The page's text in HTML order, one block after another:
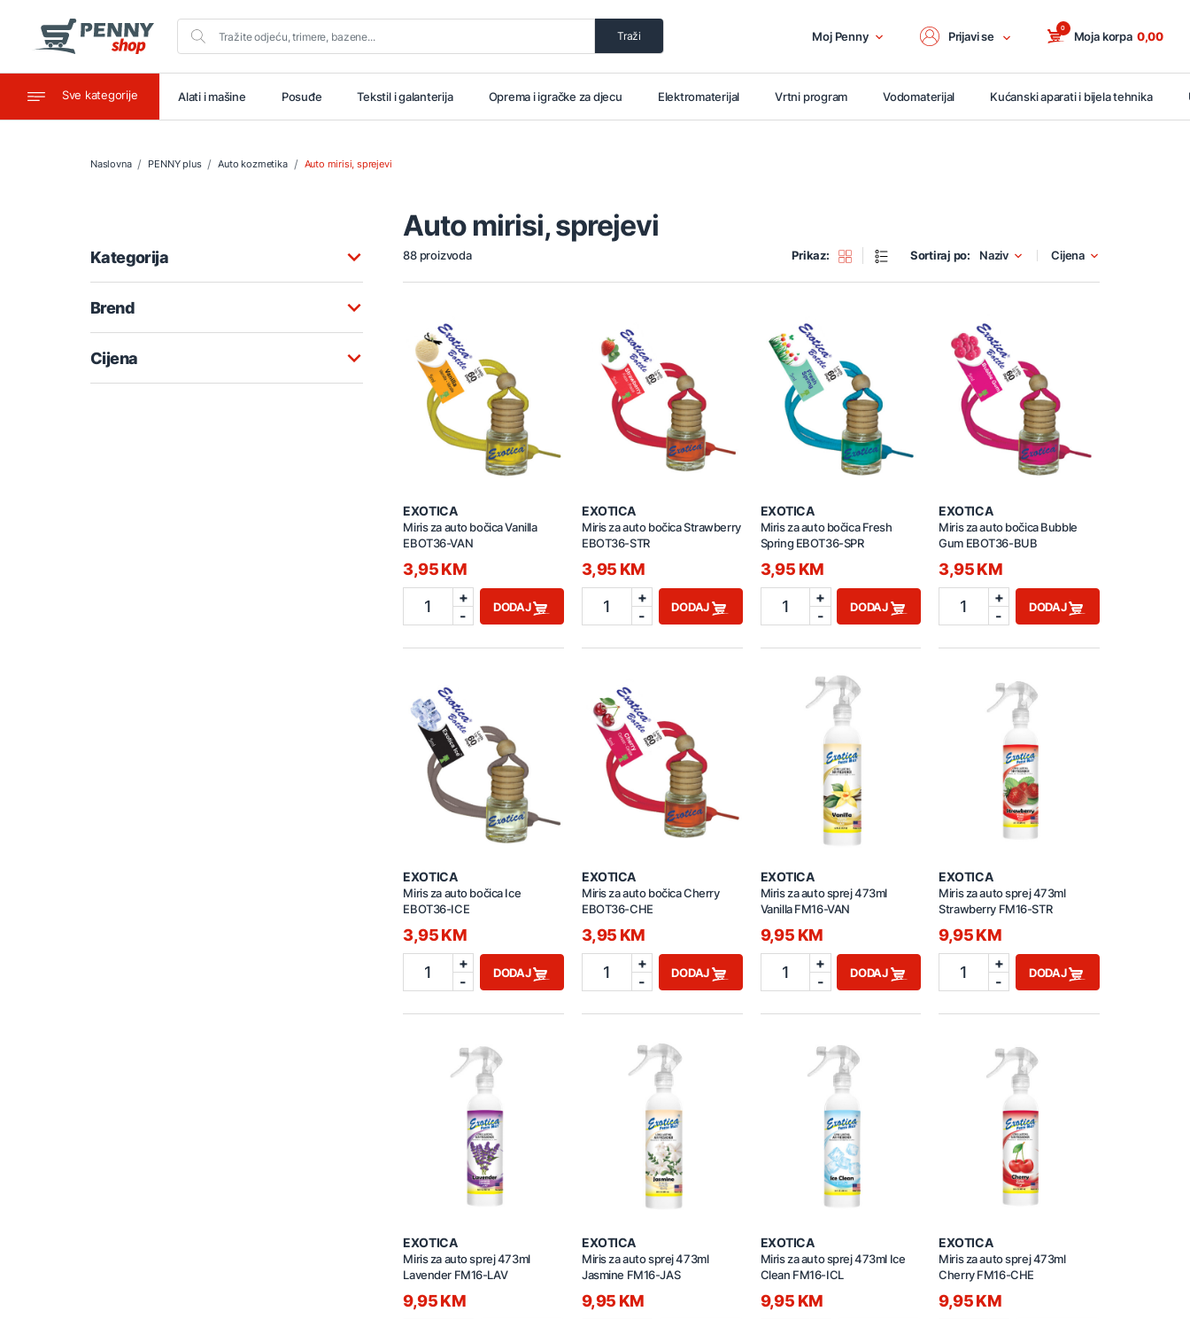
Traži Moj Penny Prijavi se Moja korpa
0
0,00
Sve kategorije
Ugostiteljstvo Alati i mašine Posuđe Tekstil i galanterija Oprema i igračke za djecu Elektromaterijal Vrtni program Vodomaterijal Kućanski aparati i bijela tehnika
Naslovna PENNY plus Auto kozmetika Auto mirisi, sprejevi
Auto mirisi, sprejevi
88 proizvoda Prikaz: Sortiraj po: Naziv Cijena
Kategorija
Brend
Cijena
EXOTICA
Miris za auto bočica Vanilla
EBOT36-VAN
3,95 KM
1
+
-
DODAJ
EXOTICA
Miris za auto bočica Strawberry
EBOT36-STR
3,95 KM
1
+
-
DODAJ
EXOTICA
Miris za auto bočica Fresh
Spring EBOT36-SPR
3,95 KM
1
+
-
DODAJ
EXOTICA
Miris za auto bočica Bubble
Gum EBOT36-BUB
3,95 KM
1
+
-
DODAJ
EXOTICA
Miris za auto bočica Ice
EBOT36-ICE
3,95 KM
1
+
-
DODAJ
EXOTICA
Miris za auto bočica Cherry
EBOT36-CHE
3,95 KM
1
+
-
DODAJ
EXOTICA
Miris za auto sprej 473ml
Vanilla FM16-VAN
9,95 KM
1
+
-
DODAJ
EXOTICA
Miris za auto sprej 473ml
Strawberry FM16-STR
9,95 KM
1
+
-
DODAJ
EXOTICA
Miris za auto sprej 473ml
Lavender FM16-LAV
9,95 KM
EXOTICA
Miris za auto sprej 473ml
Jasmine FM16-JAS
9,95 KM
EXOTICA
Miris za auto sprej 473ml Ice
Clean FM16-ICL
9,95 KM
EXOTICA
Miris za auto sprej 473ml
Cherry FM16-CHE
9,95 KM